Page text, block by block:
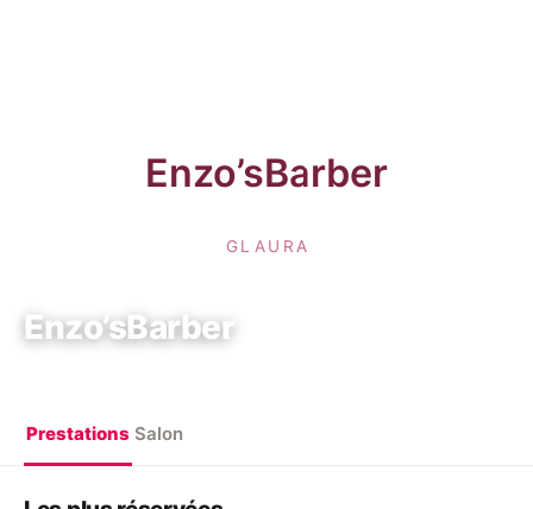
Enzo’sBarber
Prestations Salon